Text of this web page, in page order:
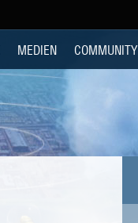
MEDIEN COMMUNITY